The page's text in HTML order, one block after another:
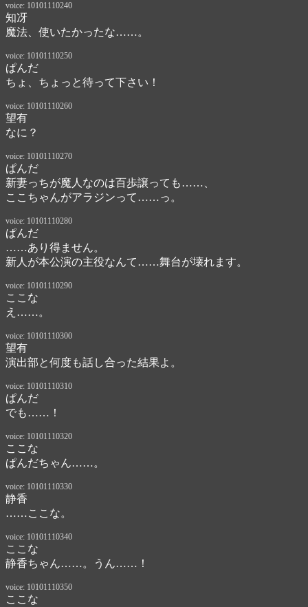
voice: 10101110240
知冴
魔法、使いたかったな……。
voice: 10101110250
ぱんだ
ちょ、ちょっと待って下さい！
voice: 10101110260
望有
なに？
voice: 10101110270
ぱんだ
新妻っちが魔人なのは百歩譲っても……、
ここちゃんがアラジンって……っ。
voice: 10101110280
ぱんだ
……あり得ません。
新人が本公演の主役なんて……舞台が壊れます。
voice: 10101110290
ここな
え……。
voice: 10101110300
望有
演出部と何度も話し合った結果よ。
voice: 10101110310
ぱんだ
でも……！
voice: 10101110320
ここな
ぱんだちゃん……。
voice: 10101110330
静香
……ここな。
voice: 10101110340
ここな
静香ちゃん……。うん……！
voice: 10101110350
ここな